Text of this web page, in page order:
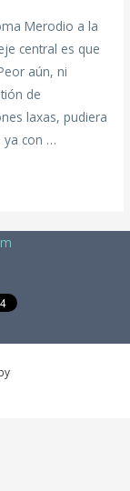
Merodio a la
central es que
aún, ni
de
laxas, pudiera
ya con …